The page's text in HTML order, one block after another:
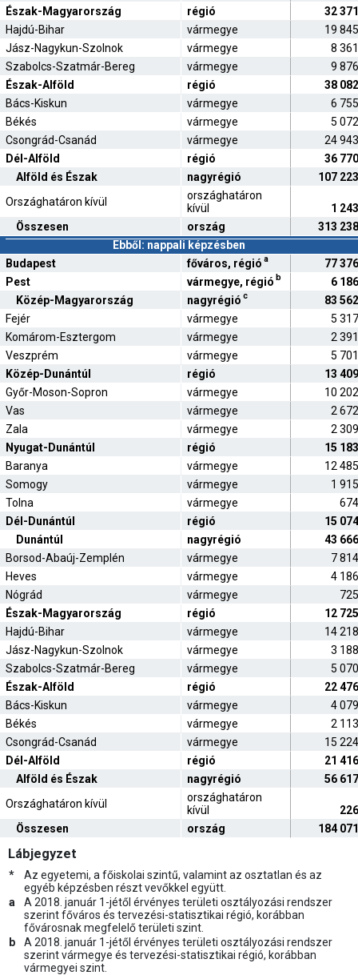
Észak-Magyarország
régió
32 371
Hajdú-Bihar
vármegye
19 845
Jász-Nagykun-Szolnok
vármegye
8 361
Szabolcs-Szatmár-Bereg
vármegye
9 876
Észak-Alföld
régió
38 082
Bács-Kiskun
vármegye
6 755
Békés
vármegye
5 072
Csongrád-Csanád
vármegye
24 943
Dél-Alföld
régió
36 770
Alföld és Észak
nagyrégió
107 223
Országhatáron kívül
országhatáron
kívül
1 243
Összesen
ország
313 238
Ebből: nappali képzésben
Budapest
főváros, régió a
77 376
Pest
vármegye, régió b
6 186
Közép-Magyarország
nagyrégió c
83 562
Fejér
vármegye
5 317
Komárom-Esztergom
vármegye
2 391
Veszprém
vármegye
5 701
Közép-Dunántúl
régió
13 409
Győr-Moson-Sopron
vármegye
10 202
Vas
vármegye
2 672
Zala
vármegye
2 309
Nyugat-Dunántúl
régió
15 183
Baranya
vármegye
12 485
Somogy
vármegye
1 915
Tolna
vármegye
674
Dél-Dunántúl
régió
15 074
Dunántúl
nagyrégió
43 666
Borsod-Abaúj-Zemplén
vármegye
7 814
Heves
vármegye
4 186
Nógrád
vármegye
725
Észak-Magyarország
régió
12 725
Hajdú-Bihar
vármegye
14 218
Jász-Nagykun-Szolnok
vármegye
3 188
Szabolcs-Szatmár-Bereg
vármegye
5 070
Észak-Alföld
régió
22 476
Bács-Kiskun
vármegye
4 079
Békés
vármegye
2 113
Csongrád-Csanád
vármegye
15 224
Dél-Alföld
régió
21 416
Alföld és Észak
nagyrégió
56 617
Országhatáron kívül
országhatáron
kívül
226
Összesen
ország 184 071
Lábjegyzet
*
Az egyetemi, a főiskolai szintű, valamint az osztatlan és az
egyéb képzésben részt vevőkkel együtt.
a
A 2018. január 1-jétől érvényes területi osztályozási rendszer
szerint főváros és tervezési-statisztikai régió, korábban
fővárosnak megfelelő területi szint.
b
A 2018. január 1-jétől érvényes területi osztályozási rendszer
szerint vármegye és tervezési-statisztikai régió, korábban
vármegyei szint.